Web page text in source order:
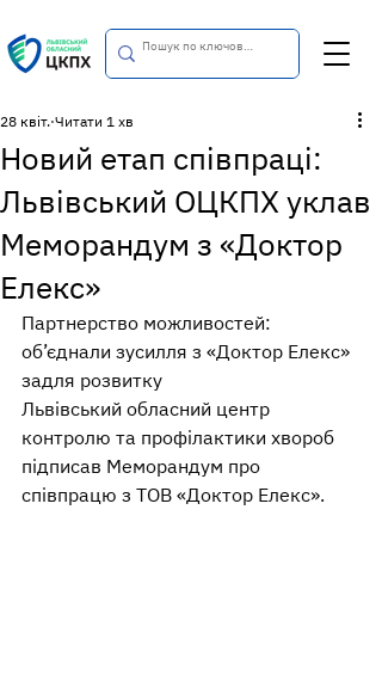
Новий етап співпраці:
Львівський ОЦКПХ уклав
Меморандум з «Доктор
Елекс»
28 квіт. Читати 1 хв
Партнерство можливостей:
об’єднали зусилля з «Доктор Елекс»
задля розвитку
Львівський обласний центр
контролю та профілактики хвороб
підписав Меморандум про
співпрацю з ТОВ «Доктор Елекс».